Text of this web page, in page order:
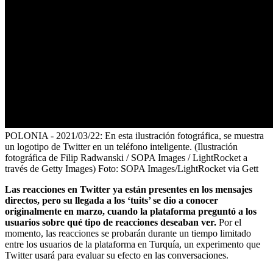
POLONIA - 2021/03/22: En esta ilustración fotográfica, se muestra
un logotipo de Twitter en un teléfono inteligente. (Ilustración
fotográfica de Filip Radwanski / SOPA Images / LightRocket a
través de Getty Images) Foto: SOPA Images/LightRocket via Gett
Las reacciones en Twitter ya están presentes en los mensajes
directos, pero su llegada a los ‘tuits’ se dio a conocer
originalmente en marzo, cuando la plataforma preguntó a los
usuarios sobre qué tipo de reacciones deseaban ver. Por el
momento, las reacciones se probarán durante un tiempo limitado
entre los usuarios de la plataforma en Turquía, un experimento que
Twitter usará para evaluar su efecto en las conversaciones.